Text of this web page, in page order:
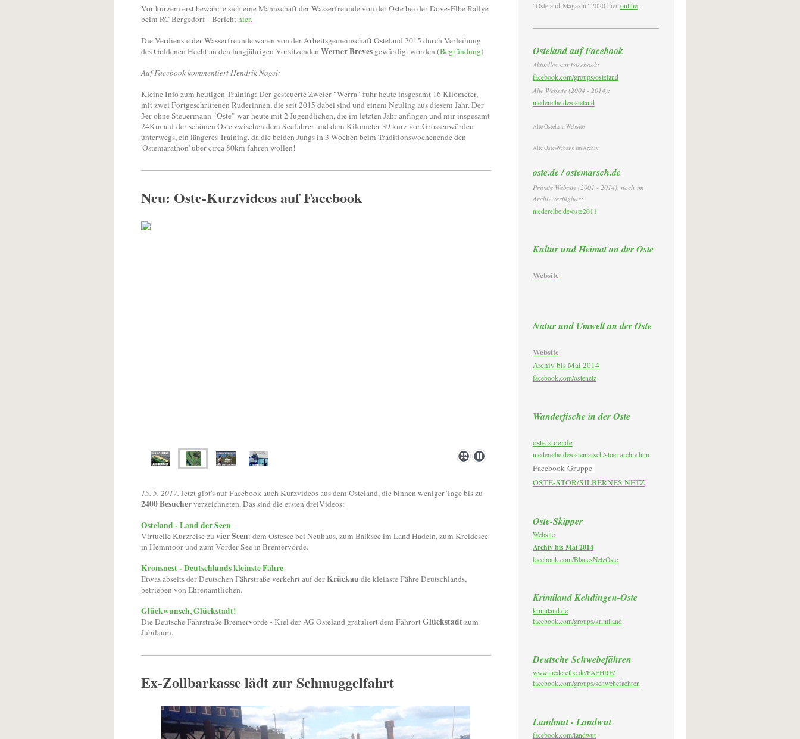
Vor kurzem erst bewährte sich eine Mannschaft der Wasserfreunde von der Oste bei der Dove-Elbe Rallye
beim RC Bergedorf - Berichthier.
Die Verdienste der Wasserfreunde waren von der Arbeitsgemeinschaft Osteland 2015 durch Verleihung
des Goldenen Hecht an den langjährigen Vorsitzenden Werner Breves gewürdigt worden (Begründung).
Auf Facebook kommentiert Hendrik Nagel:
Kleine Info zum heutigen Training: Der gesteuerte Zweier "Werra" fuhr heute insgesamt 16 Kilometer,
mit zwei Fortgeschrittenen Ruderinnen, die seit 2015 dabei sind und einem Neuling aus diesem Jahr. Der
3er ohne Steuermann "Oste" war heute mit 2 Jugendlichen, die im letzten Jahr anfingen und mir insgesamt
24Km auf der schönen Oste zwischen dem Seefahrer und dem Kilometer 39 kurz vor Grossenwörden
unterwegs, ein längeres Training, da die beiden Jungs in 3 Wochen beim Traditionswochenende den
'Ostemarathon' über circa 80km fahren wollen!
Neu: Oste-Kurzvideos auf Facebook
15. 5. 2017. Jetzt gibt's auf Facebook auch Kurzvideos aus dem Osteland, die binnen weniger Tage bis zu
2400 Besucherverzeichneten. Das sind die ersten dreiVideos:
Osteland - Land der Seen
Virtuelle Kurzreise zu vier Seen: dem Ostesee bei Neuhaus, zum Balksee im Land Hadeln, zum Kreidesee
in Hemmoor und zum Vörder See in Bremervörde.
Kronsnest - Deutschlands kleinste Fähre
Etwas abseits der Deutschen Fährstraße verkehrt auf derKrückau die kleinste Fähre Deutschlands,
betrieben von Ehrenamtlichen.
Glückwunsch, Glückstadt!
Die Deutsche Fährstraße Bremervörde - Kiel der AG Osteland gratuliert dem FährortGlückstadtzum
Jubiläum.
Ex-Zollbarkasse lädt zur Schmuggelfahrt
"Osteland-Magazin" 2020 hier online.
Osteland auf Facebook
Aktuelles auf Facebook:
facebook.com/groups/osteland
Alte Website (2004 - 2014):
niederelbe.de/osteland
Alte Osteland-Website
Alte Oste-Website im Archiv
oste.de / ostemarsch.de
Private Website (2001 - 2014), noch im
Archiv verfügbar:
niederelbe.de/oste2011
Kultur und Heimat an der Oste
Website
Natur und Umwelt an der Oste
Website
Archiv bis Mai 2014
facebook.com/ostenetz
Wanderfische in der Oste
oste-stoer.de
niederelbe.de/ostemarsch/stoer-archiv.htm
Facebook-Gruppe
OSTE-STÖR/SILBERNES NETZ
Oste-Skipper
Website
Archiv bis Mai 2014
facebook.com/BlauesNetzOste
Krimiland Kehdingen-Oste
krimiland.de
facebook.com/groups/krimiland
Deutsche Schwebefähren
www.niederelbe.de/FAEHRE/
facebook.com/groups/schwebefaehren
Landmut - Landwut
facebook.com/landwut